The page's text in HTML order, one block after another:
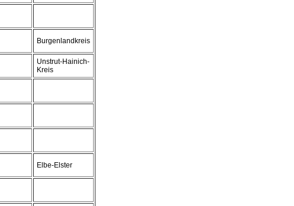
Burgenlandkreis
Unstrut-Hainich-
Kreis
Elbe-Elster